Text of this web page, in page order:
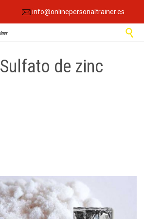
info@onlinepersonaltrainer.es

Sulfato de zinc